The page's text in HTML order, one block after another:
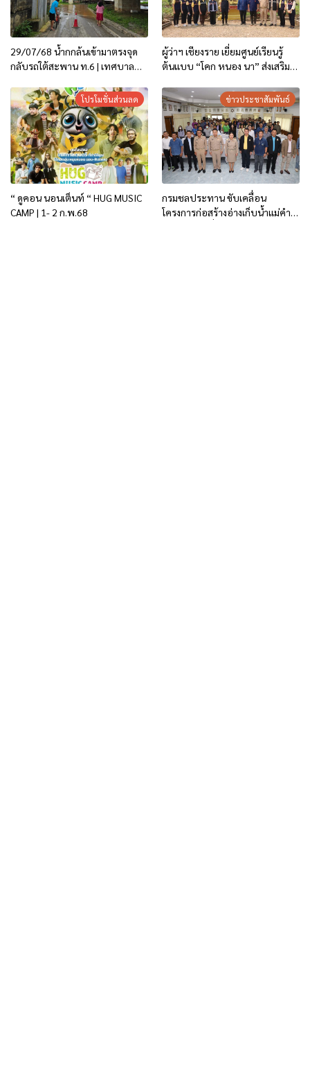
29/07/68 น้ำกกล้นเข้ามาตรงจุด
กลับรถใต้สะพาน ท.6 | เทศบาล
และเฝ้าสถานการณ์เหตุวาตภัย
อุทกภัย
ผู้ว่าฯ เชียงราย เยี่ยมศูนย์เรียนรู้
ต้นแบบ “โคก หนอง นา” ส่งเสริม
โปรโมชั่นส่วนลด
“ ดูคอน นอนเต็นท์ “ HUG MUSIC
CAMP | 1- 2 ก.พ.68
ข่าวประชาสัมพันธ์
กรมชลประทาน ขับเคลื่อน
โครงการก่อสร้างอ่างเก็บน้ำแม่คำ